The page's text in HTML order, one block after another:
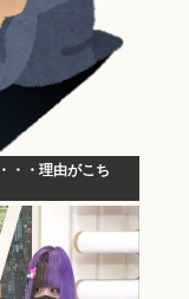
・・理由がこち